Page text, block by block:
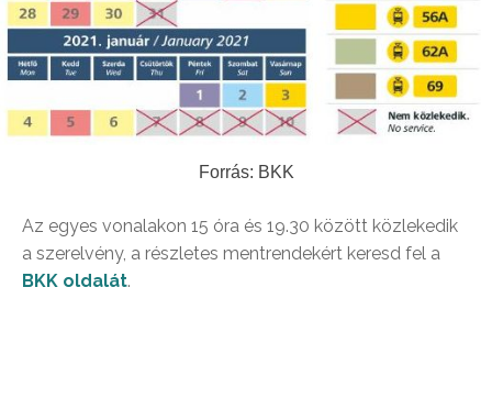
Forrás: BKK
Az egyes vonalakon 15 óra és 19.30 között közlekedik
a szerelvény, a részletes mentrendekért keresd fel a
BKK oldalát.